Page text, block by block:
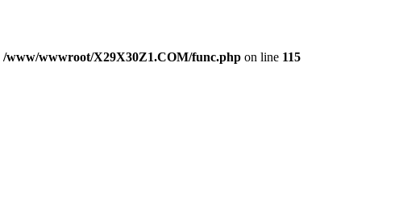
/www/wwwroot/X29X30Z1.COM/func.php on line 115